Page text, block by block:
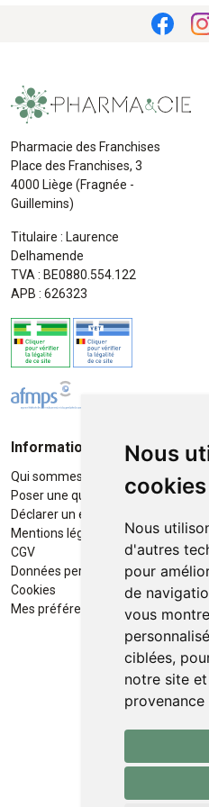
Nous
cookies
Nous
d'autres
pour
de
vous
ciblées,
notre site
Pharmacie des Franchises
Place des Franchises, 3
4000 Liège (Fragnée -
Guillemins)
Titulaire : Laurence
Delhamende
TVA : BE0880.554.122
APB : 626323
Informations
Qui sommes-nous ?
Poser une question
Déclarer un effet indésirable
Mentions légales
CGV
Données personnelles
Cookies
Mes préférences Cookies